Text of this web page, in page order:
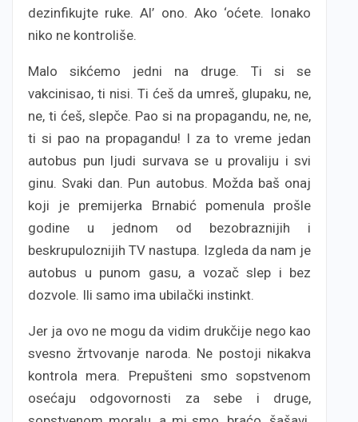
dezinfikujte ruke. Al’ ono. Ako ‘oćete. Ionako
niko ne kontroliše.
Malo sikćemo jedni na druge. Ti si se
vakcinisao, ti nisi. Ti ćeš da umreš, glupaku, ne,
ne, ti ćeš, slepče. Pao si na propagandu, ne, ne,
ti si pao na propagandu! I za to vreme jedan
autobus pun ljudi survava se u provaliju i svi
ginu. Svaki dan. Pun autobus. Možda baš onaj
koji je premijerka Brnabić pomenula prošle
godine u jednom od bezobraznijih i
beskrupuloznijih TV nastupa. Izgleda da nam je
autobus u punom gasu, a vozač slep i bez
dozvole. Ili samo ima ubilački instinkt.
Jer ja ovo ne mogu da vidim drukčije nego kao
svesno žrtvovanje naroda. Ne postoji nikakva
kontrola mera. Prepušteni smo sopstvenom
osećaju odgovornosti za sebe i druge,